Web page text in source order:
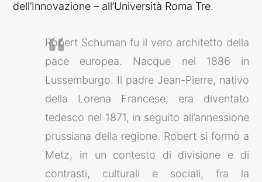
dell’Innovazione – all’Università Roma Tre.
Robert Schuman fu il vero architetto della
pace europea. Nacque nel 1886 in
Lussemburgo. Il padre Jean-Pierre, nativo
della Lorena Francese, era diventato
tedesco nel 1871, in seguito all’annessione
prussiana della regione. Robert si formò a
Metz, in un contesto di divisione e di
contrasti, culturali e sociali, fra la